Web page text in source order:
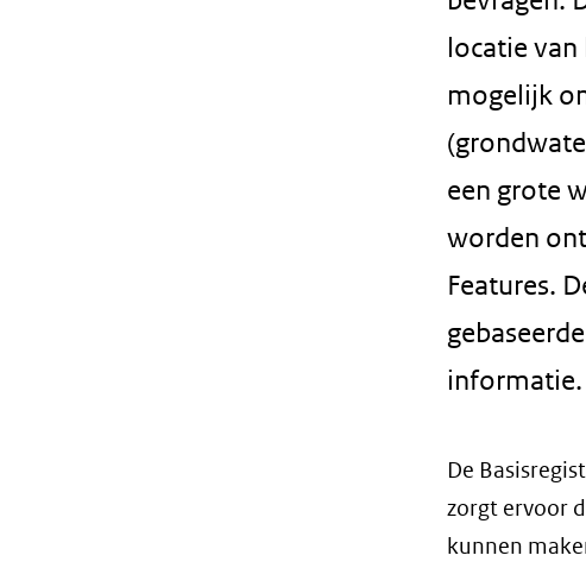
locatie
mogelijk
een grote
worden
Features.
informatie.
De
zorgt ervoor
kunnen